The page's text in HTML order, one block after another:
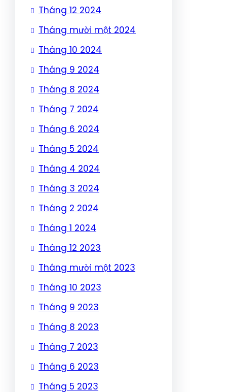
Tháng 12 2024
Tháng mười một 2024
Tháng 10 2024
Tháng 9 2024
Tháng 8 2024
Tháng 7 2024
Tháng 6 2024
Tháng 5 2024
Tháng 4 2024
Tháng 3 2024
Tháng 2 2024
Tháng 1 2024
Tháng 12 2023
Tháng mười một 2023
Tháng 10 2023
Tháng 9 2023
Tháng 8 2023
Tháng 7 2023
Tháng 6 2023
Tháng 5 2023